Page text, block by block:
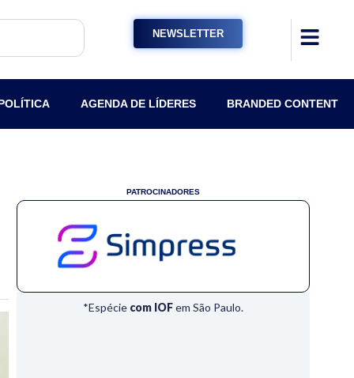
NEWSLETTER
AGENDA DE LÍDERES BRANDED CONTENT
PATROCINADORES